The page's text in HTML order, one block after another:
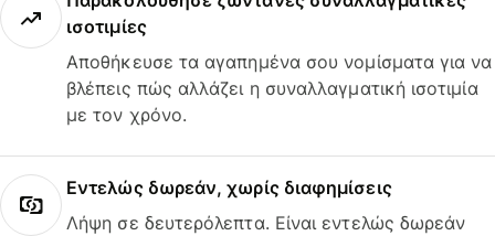
ισοτιμίες
Αποθήκευσε τα αγαπημένα σου νομίσματα για να
βλέπεις πώς αλλάζει η συναλλαγματική ισοτιμία
με τον χρόνο.
Εντελώς δωρεάν, χωρίς διαφημίσεις
Λήψη σε δευτερόλεπτα. Είναι εντελώς δωρεάν